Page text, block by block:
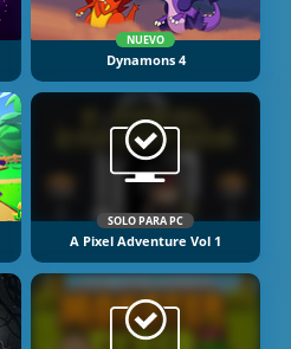
NUEVO
Dynamons 4
SOLO PARA PC
A Pixel Adventure Vol 1